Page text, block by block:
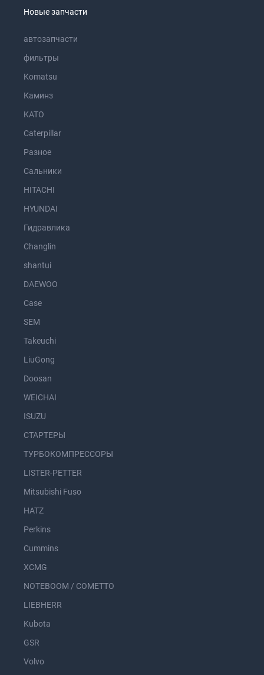
Новые запчасти
автозапчасти
фильтры
Komatsu
Каминз
KATO
Caterpillar
Разное
Сальники
HITACHI
HYUNDAI
Гидравлика
Changlin
shantui
DAEWOO
Case
SEM
Takeuchi
LiuGong
Doosan
WEICHAI
ISUZU
СТАРТЕРЫ
ТУРБОКОМПРЕССОРЫ
LISTER-PETTER
Mitsubishi Fuso
HATZ
Perkins
Cummins
XCMG
NOTEBOOM / COMETTO
LIEBHERR
Kubota
GSR
Volvo